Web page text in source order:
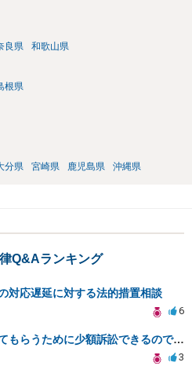
良県 和歌山県
根県
分県 宮崎県 鹿児島県 沖縄県
Q&Aランキング
対応遅延に対する法的措置相談
6
クーリングオフを認めてもらうために少額訴訟できるのでしょうか。
3